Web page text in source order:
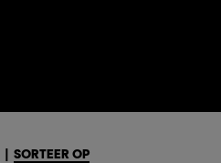
SORTEER OP